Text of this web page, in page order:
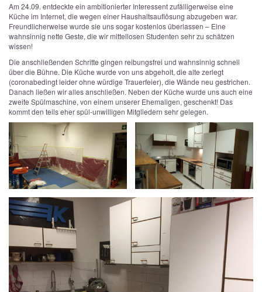
Am 24.09. entdeckte ein ambitionierter Interessent zufälligerweise eine
Küche im Internet, die wegen einer Haushaltsauflösung abzugeben war.
Freundlicherweise wurde sie uns sogar kostenlos überlassen – Eine
wahnsinnig nette Geste, die wir mittellosen Studenten sehr zu schätzen
wissen!
Die anschließenden Schritte gingen reibungsfrei und wahnsinnig schnell
über die Bühne. Die Küche wurde von uns abgeholt, die alte zerlegt
(coronabedingt leider ohne würdige Trauerfeier), die Wände neu gestrichen.
Danach ließen wir alles anschließen. Neben der Küche wurde uns auch eine
zweite Spülmaschine, von einem unserer Ehemaligen, geschenkt! Das
kommt den teils eher spül-unwilligen Mitgliedern sehr gelegen.